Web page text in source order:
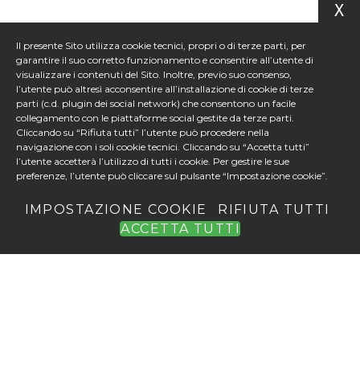
Il presente Sito utilizza cookie tecnici, propri o di terze parti, per
garantire il suo corretto funzionamento e consentire all’utente di
visualizzare i contenuti del Sito. Inoltre, previo suo consenso,
l’utente può altresì acconsentire all’installazione di cookie di terze
parti (c.d. plugin dei social network) che consentono un facile
collegamento con le piattaforme social gestite da terze parti.
Cliccando su “Rifiuta tutti” l’utente può procedere nella
navigazione con i soli cookie tecnici. Cliccando su “Accetta tutti”
l’utente accetterà l’utilizzo di tutti i cookie. Per gestire le sue
preferenze, l’utente può cliccare sul pulsante “Impostazione cookie”.
IMPOSTAZIONE COOKIE
RIFIUTA TUTTI
ACCETTA TUTTI
X